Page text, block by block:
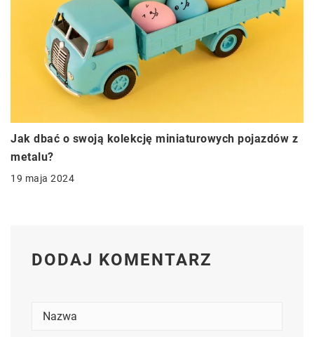
Jak dbać o swoją kolekcję miniaturowych pojazdów z
metalu?
19 maja 2024
DODAJ KOMENTARZ